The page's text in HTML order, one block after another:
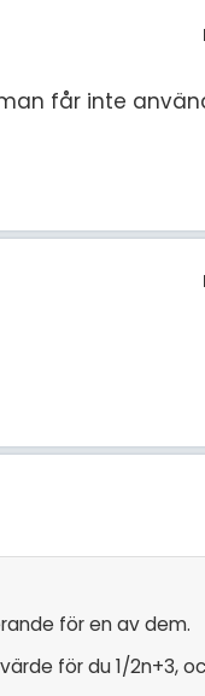
får inte
för en av dem.
för du 1/2n+3,